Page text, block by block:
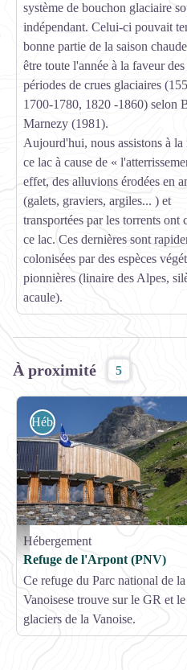
système de bouchon glaciaire
indépendant. Celui-ci pouvait
bonne partie de la saison
être toute l'année à la faveur
périodes de crues glaciaires
1700-1780, 1820 -1860) selon
Marnezy (1981).
Aujourd'hui, nous assistons à la
ce lac à cause de «
effet, des alluvions érodées en
(galets, graviers, argiles... ) et
transportées par les torrents ont
ce lac. Ces dernières sont
colonisées par des espèces
pionnières (linaire des Alpes,
acaule).
À proximité 5
Refuge de l'Arpont - BLANCHEMAIN
Hébergement
Hébergement
Refuge de l'Arpont (PNV)
Ce refuge du Parc national de la
Vanoisese trouve sur le GR et
glaciers de la Vanoise.